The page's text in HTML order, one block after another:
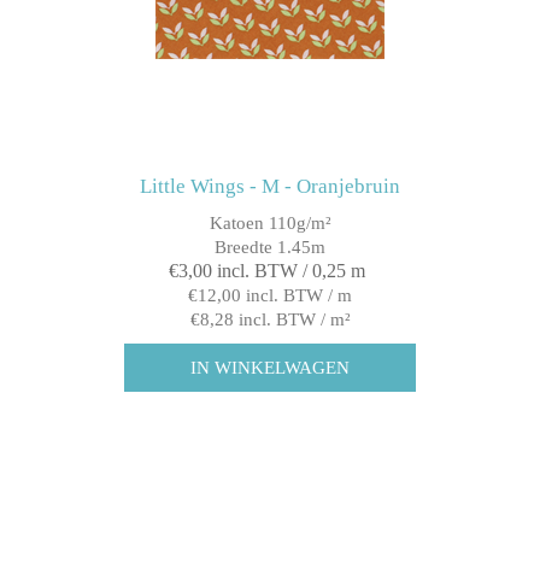
Little Wings - M - Oranjebruin
Katoen 110g/m²
Breedte 1.45m
€3,00 incl. BTW / 0,25 m
€12,00 incl. BTW / m
€8,28 incl. BTW / m²